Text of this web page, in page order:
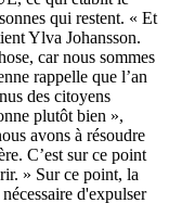
qui restent. « Et
Ylva Johansson.
car nous sommes
rappelle que l’an
des citoyens
plutôt bien »,
avons à résoudre
C’est sur ce point
» Sur ce point, la
d'expulser